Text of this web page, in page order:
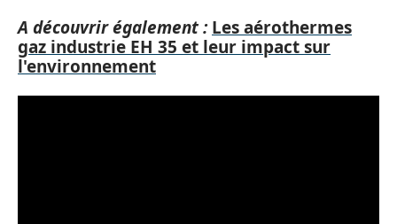
A découvrir également : Les aérothermes
gaz industrie EH 35 et leur impact sur
l'environnement